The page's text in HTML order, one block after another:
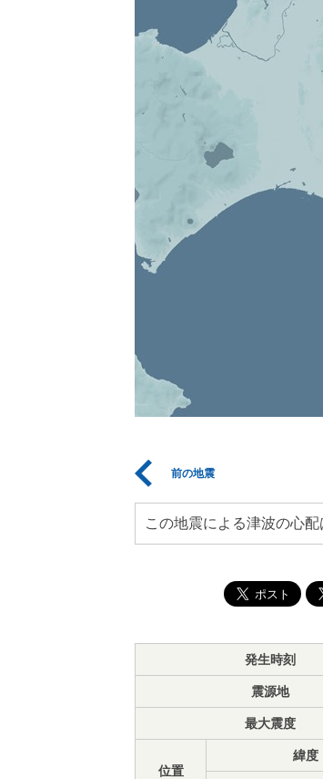
前の地震
この地震による津波の心配
発生時刻
震源地
最大震度
位置
緯度